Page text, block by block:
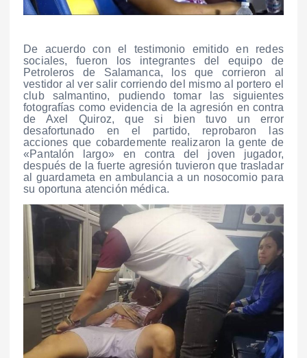
De acuerdo con el testimonio emitido en redes
sociales, fueron los integrantes del equipo de
Petroleros de Salamanca, los que corrieron al
vestidor al ver salir corriendo del mismo al portero el
club salmantino, pudiendo tomar las siguientes
fotografías como evidencia de la agresión en contra
de Axel Quiroz, que si bien tuvo un error
desafortunado en el partido, reprobaron las
acciones que cobardemente realizaron la gente de
«Pantalón largo» en contra del joven jugador,
después de la fuerte agresión tuvieron que trasladar
al guardameta en ambulancia a un nosocomio para
su oportuna atención médica.